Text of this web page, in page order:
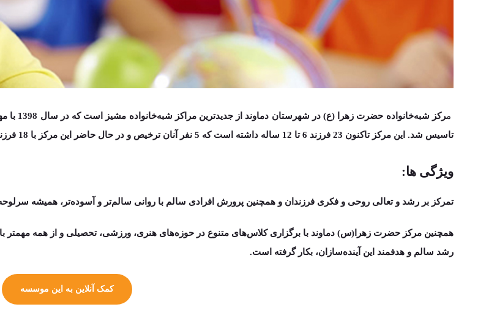
مرکز شبه‌خانواده حضرت زهرا (ع) در شهرستان دماوند از جدیدترین مراکز شبه‌خانواده مشیز است که در سال 1398 با
تاسیس شد. این مرکز تاکنون 23 فرزند 6 تا 12 ساله داشته است که 5 نفر آنان ترخیص و در حال حاضر این مرکز با 18 فرزند با کادر مجرب 8 نفره
ویژگی ها:
تمرکز بر رشد و تعالی روحی و فکری فرزندان و همچنین پرورش افرادی سالم با روانی سالم‌تر‌ و آسوده‌تر، همیشه
همچنین مرکز حضرت زهرا(س) دماوند با برگزاری کلاس­‌های متنوع در حوزه­‌های هنری، ورزشی، تحصیلی و از همه مهم‎­تر با فراهم کردن جلسات منظم مشاوره و مهارت آموزی اجتماعی،
رشد سالم و هدفمند این آینده‌سازان، بکار گرفته است.
کمک آنلاین به این موسسه